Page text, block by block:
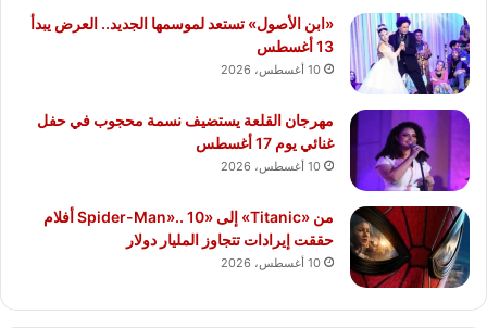
«ابن الأصول» تستعد لموسمها الجديد.. العرض يبدأ
13 أغسطس
10 أغسطس، 2026
مهرجان القلعة يستضيف نسمة محجوب في حفل
غنائي يوم 17 أغسطس
10 أغسطس، 2026
من «Titanic» إلى «Spider-Man».. 10 أفلام
حققت إيرادات تتجاوز المليار دولار
10 أغسطس، 2026